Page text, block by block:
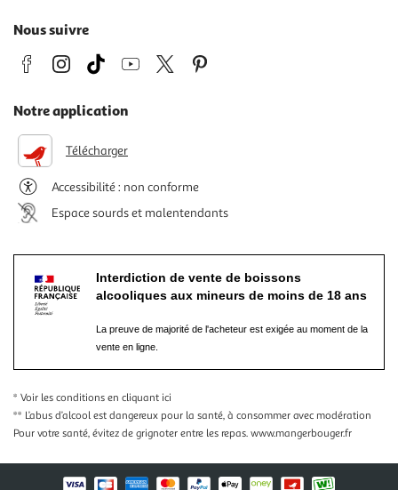
Nous suivre
Notre application
Télécharger
Accessibilité : non conforme
Espace sourds et malentendants
Interdiction de vente de boissons
alcooliques aux mineurs de moins de 18 ans
La preuve de majorité de l'acheteur est exigée au moment de la
vente en ligne.
* Voir les conditions en cliquant ici
** L’abus d’alcool est dangereux pour la santé, à consommer avec modération
Pour votre santé, évitez de grignoter entre les repas. www.mangerbouger.fr